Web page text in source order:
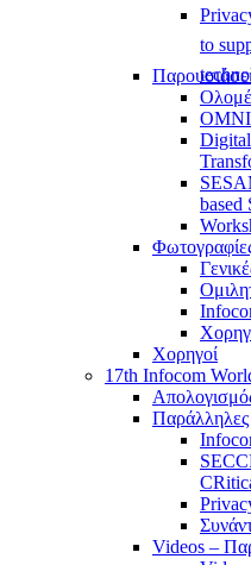
to
based
Χορηγοί
17th Infocom
Παράλληλες
Videos –